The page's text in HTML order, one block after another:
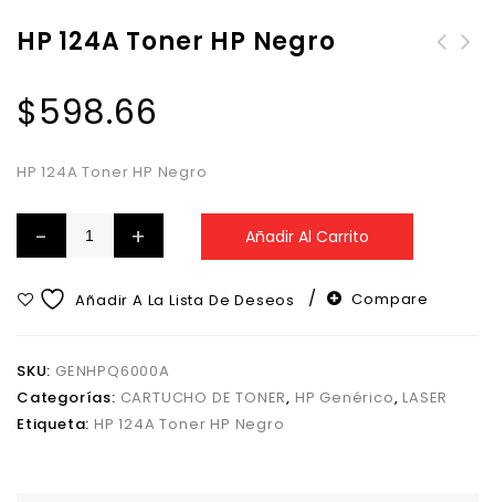
HP 124A Toner HP Negro
$598.66
HP 124A Toner HP Negro
Añadir Al Carrito
Añadir A La Lista De Deseos Compare
SKU: GENHPQ6000A
Categorías: CARTUCHO DE TONER, HP Genérico,LASER
Etiqueta: HP 124A Toner HP Negro